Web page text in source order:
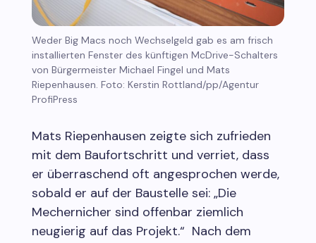
Weder Big Macs noch Wechselgeld gab es am frisch
installierten Fenster des künftigen McDrive-Schalters
von Bürgermeister Michael Fingel und Mats
Riepenhausen. Foto: Kerstin Rottland/pp/Agentur
ProfiPress
Mats Riepenhausen zeigte sich zufrieden
mit dem Baufortschritt und verriet, dass
er überraschend oft angesprochen werde,
sobald er auf der Baustelle sei: „Die
Mechernicher sind offenbar ziemlich
neugierig auf das Projekt.“ Nach dem